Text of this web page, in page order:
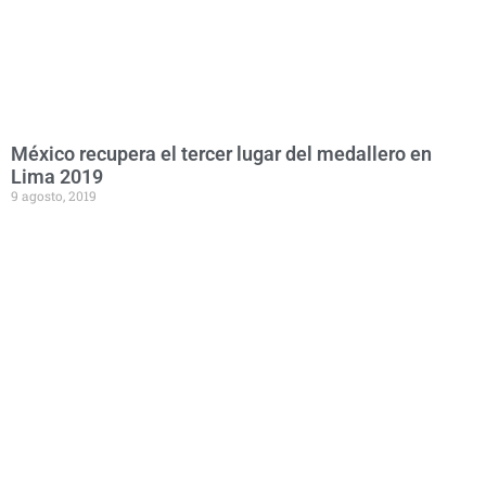
México recupera el tercer lugar del medallero en
Lima 2019
9 agosto, 2019